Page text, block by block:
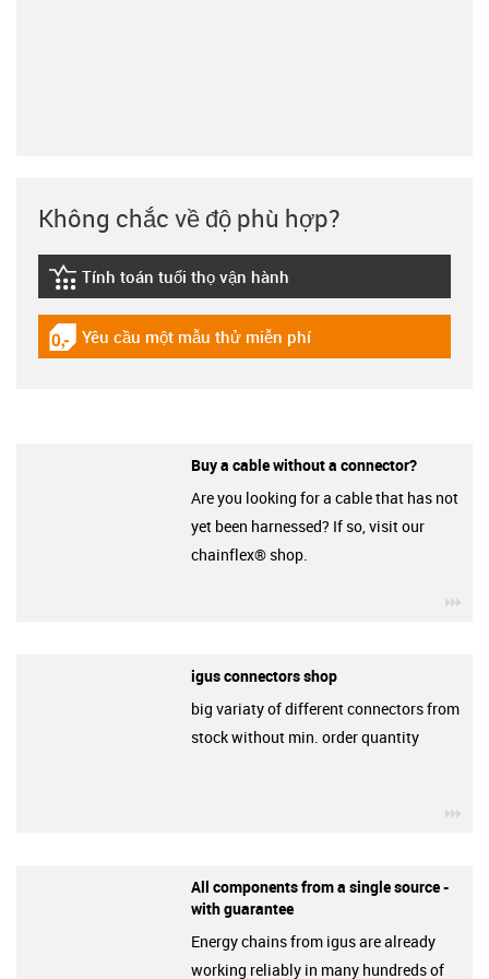
Không chắc về độ phù hợp?
igus-icon-lebensdauerrechner
Tính toán tuổi thọ vận hành
igus-icon-gratismuster
Yêu cầu một mẫu thử miễn phí
Buy a cable without a connector?
Are you looking for a cable that has not
yet been harnessed? If so, visit our
chainflex® shop.
igus connectors shop
big variaty of different connectors from
stock without min. order quantity
All components from a single source -
with guarantee
Energy chains from igus are already
working reliably in many hundreds of